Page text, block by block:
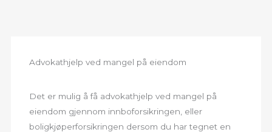
Advokathjelp ved mangel på eiendom
Det er mulig å få advokathjelp ved mangel på
eiendom gjennom innboforsikringen, eller
boligkjøperforsikringen dersom du har tegnet en